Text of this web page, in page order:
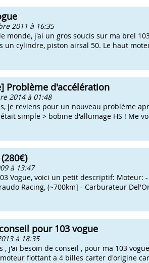
2011 à 16:35
monde, j'ai un gros soucis sur ma brel
un cylindre, piston airsal 50. Le haut
Problème d'accélération
2014 à 01:48
je reviens pour un nouveau problème
simple > bobine d'allumage HS ! Me
à 13:47
Vogue, voici un petit descriptif: Moteur:
Racing, (~700km] - Carburateur
pour 103 vogue
à 18:35
, j'ai besoin de conseil , pour ma 103
flottant a 4 billes carter d'origine